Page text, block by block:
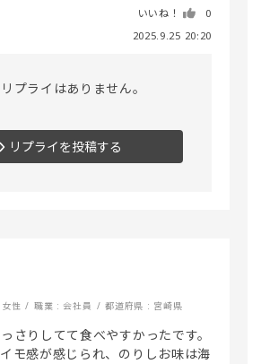
いいね！
0
2025.9.25 20:20
プライはありません。
リプライを投稿する
性 職業 : 会社員 都道府県 : 宮崎県
さりしてて食べやすかったです。
モ感が感じられ、のりしお味は海